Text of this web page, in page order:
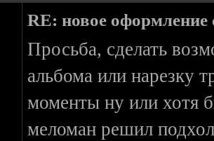
RE: новое оформление
Просьба, сделать
альбома или нарезку
моменты ну или хотя
меломан решил